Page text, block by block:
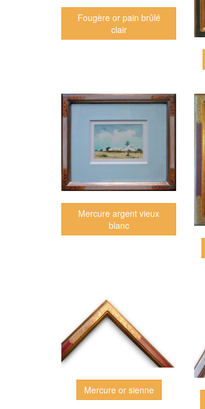
Fougère or pain brûlé
clair
Mercure argent vieux
blanc
Mercure or sienne